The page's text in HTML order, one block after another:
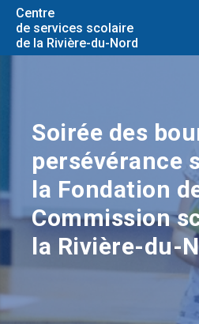
Centre
de services scolaire
de la Rivière-du-Nord
Soirée des
persévérance
la Fondation
Commission
la Rivière-du-